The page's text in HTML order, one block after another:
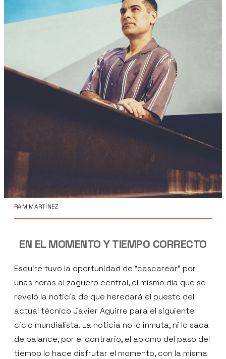
RAM MARTÍNEZ
EN EL MOMENTO Y TIEMPO CORRECTO
Esquire tuvo la oportunidad de “cascarear” por
unas horas al zaguero central, el mismo día que se
reveló la noticia de que heredará el puesto del
actual técnico Javier Aguirre para el siguiente
ciclo mundialista. La noticia no lo inmuta, ni lo saca
de balance, por el contrario, el aplomo del paso del
tiempo lo hace disfrutar el momento, con la misma